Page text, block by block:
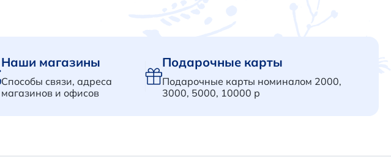
Наши магазины
Способы связи, адреса
магазинов и офисов
Подарочные карты
Подарочные карты номиналом 2000,
3000, 5000, 10000 р